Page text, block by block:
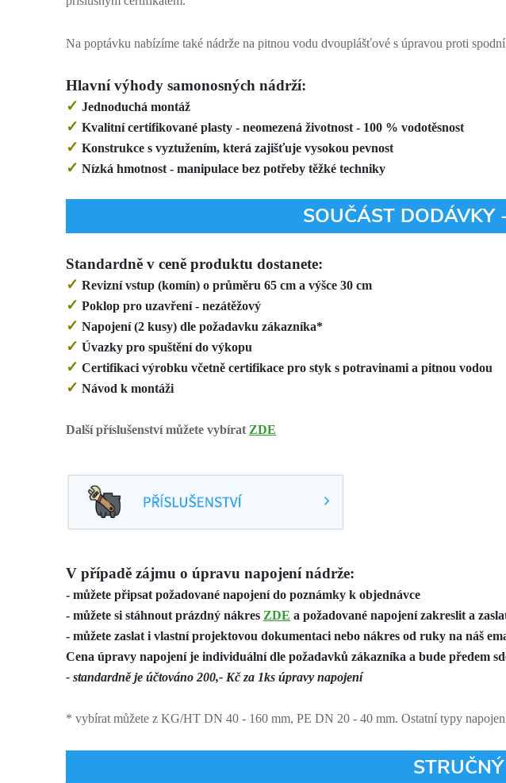
Na poptávku nabízíme také nádrže na pitnou vodu dvouplášťové s úpravou proti spodní
Hlavní výhody samonosných nádrží:
✓ Jednoduchá montáž
✓ Kvalitní certifikované plasty - neomezená životnost - 100 % vodotěsnost
✓ Konstrukce s vyztužením, která zajišťuje vysokou pevnost
✓ Nízká hmotnost - manipulace bez potřeby těžké techniky
SOUČÁST DODÁVKY
Standardně v ceně produktu dostanete:
✓ Revizní vstup (komín) o průměru 65 cm a výšce 30 cm
✓ Poklop pro uzavření - nezátěžový
✓ Napojení (2 kusy) dle požadavku zákazníka*
✓ Úvazky pro spuštění do výkopu
✓ Certifikaci výrobku včetně certifikace pro styk s potravinami a pitnou vodou
✓ Návod k montáži
Další příslušenství můžete vybírat ZDE
V případě zájmu o úpravu napojení nádrže:
- můžete připsat požadované napojení do poznámky k objednávce
- můžete si stáhnout prázdný nákres ZDE a požadované napojení zakreslit a
- můžete zaslat i vlastní projektovou dokumentaci nebo nákres od ruky na náš
Cena úpravy napojení je individuální dle požadavků zákazníka a bude předem
- standardně je účtováno 200,- Kč za 1ks úpravy napojení
* vybírat můžete z KG/HT DN 40 - 160 mm, PE DN 20 - 40 mm. Ostatní typy